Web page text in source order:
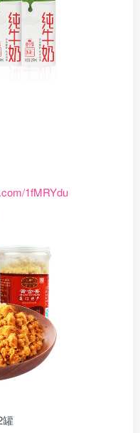
1fMRYdu
罐